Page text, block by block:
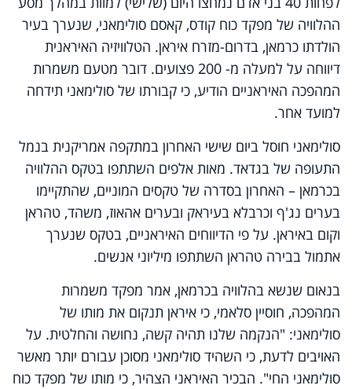
ההלוויה של מפקד כוח קודס, קאסם סולימאני, שנערך בעיר
הולדתו כרמאן, בדרום-מזרח איראן. הטלוויזיה האיראנית
דיווחה על למעלה מ- 200 פצועים. דובר מטעם משמרות
המהפכה האיראניים הודיע, כי קבורתו של סולימאני תידחה
למועד אחר.
סולימאני חוסל ביום שישי האחרון במתקפה אמריקנית בנמל
התעופה של בגדאד. מאות אלפים השתתפו בטקס ההלוויה
בכרמאן – האחרון בסדרה של טקסים המוניים, שהתקיימו
בערים נג'ף וכרבלא בעיראק ובערים אהאוז, משהד, טהראן
וקום באיראן. על פי הדיווחים האיראניים, בטקס שנערך
אתמול בבירה טהראן השתתפו מיליוני אנשים.
בנאום שנשא בהלוויה בכרמאן, אמר מפקד משמרות
המהפכה, חוסיין סלאמי, כי איראן תנקום את מותו של
סולימאני: "הנקמה שלנו תהיה קשה, נחושה והחלטית. על
האויבים לדעת, כי השהיד סולימאני מסוכן עבורם יותר מאשר
סולימאני החי". הבכיר האיראני הצהיר, כי מותו של מפקד כוח